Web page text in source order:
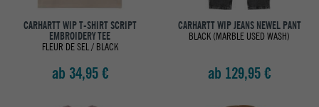
CARHARTT WIP T-SHIRT SCRIPT
EMBROIDERY TEE
FLEUR DE SEL / BLACK
ab 34,95 €
CARHARTT WIP JEANS NEWEL PANT
BLACK (MARBLE USED WASH)
ab 129,95 €